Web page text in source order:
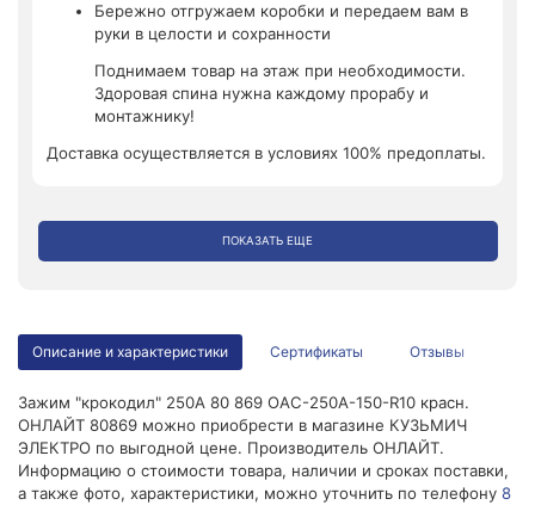
Бережно отгружаем коробки и передаем вам в
руки в целости и сохранности
Поднимаем товар на этаж при необходимости.
Здоровая спина нужна каждому прорабу и
монтажнику!
Доставка осуществляется в условиях 100% предоплаты.
ПОКАЗАТЬ ЕЩЕ
Описание и характеристики Сертификаты Отзывы
Зажим "крокодил" 250А 80 869 OAC-250A-150-R10 красн.
ОНЛАЙТ 80869 можно приобрести в магазине КУЗЬМИЧ
ЭЛЕКТРО по выгодной цене. Производитель ОНЛАЙТ.
Информацию о стоимости товара, наличии и сроках поставки,
а также фото, характеристики, можно уточнить по телефону 8